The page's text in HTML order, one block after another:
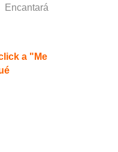
Encantará
a "Me